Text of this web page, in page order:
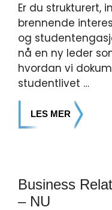
Er du strukturert,
brennende
og
nå en ny leder
hvordan vi
studentlivet …
LES MER
Business
– NU